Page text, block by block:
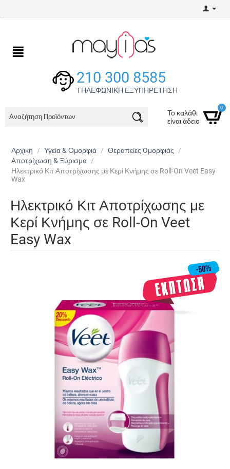
210 300 8585
ΤΗΛΕΦΩΝΙΚΗ ΕΞΥΠΗΡΕΤΗΣΗ
Το καλάθι
είναι άδειο
0
Αρχική / Υγεία & Ομορφιά / Θεραπείες Oμορφιάς
/
Aποτρίχωση & Ξύρισμα /
Ηλεκτρικό Κιτ Αποτρίχωσης με Κερί Κνήμης σε Roll-On Veet Easy
Wax
Ηλεκτρικό Κιτ Αποτρίχωσης με
Κερί Κνήμης σε Roll-On Veet
Easy Wax